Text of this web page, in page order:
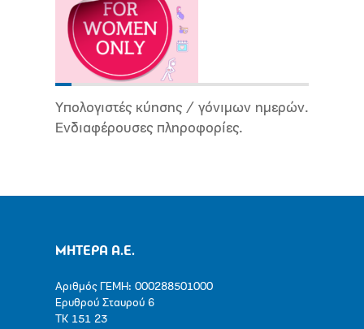
Υπολογιστές κύησης / γόνιμων ημερών.
Ενδιαφέρουσες πληροφορίες.
ΜΗΤΕΡΑ Α.Ε.
Αριθμός ΓΕΜΗ: 000288501000
Ερυθρού Σταυρού 6
ΤΚ 151 23